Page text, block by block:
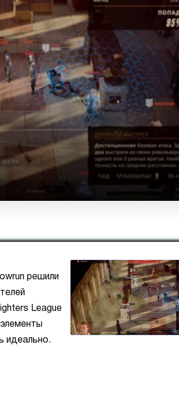
решили
League
идеально.